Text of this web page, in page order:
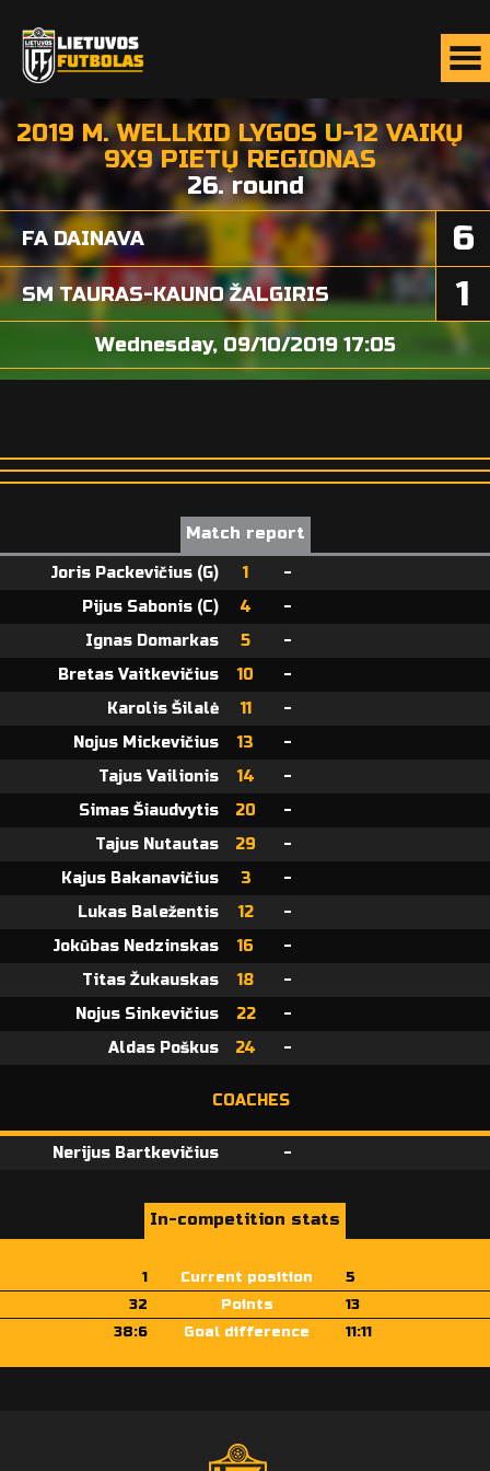
2019 M. WELLKID LYGOS U-12 VAIKŲ
9X9 PIETŲ REGIONAS
26. round
6
FA DAINAVA
SM TAURAS-KAUNO ŽALGIRIS 1
Wednesday, 09/10/2019 17:05
Match report
Joris Packevičius (G) 1
-
Pijus Sabonis (C)
4
-
Ignas Domarkas
5
-
Bretas Vaitkevičius
10
-
Karolis Šilalė
11
-
Nojus Mickevičius
13
-
Tajus Vailionis
14
-
Simas Šiaudvytis
20
-
Tajus Nutautas
29
-
Kajus Bakanavičius
3
-
Lukas Baležentis
12
-
Jokūbas Nedzinskas
16
-
Titas Žukauskas
18
-
Nojus Sinkevičius
22
-
Aldas Poškus
24 -
COACHES
Nerijus Bartkevičius -
In-competition stats
1 Current position
5
32
Points
13
38:6
Goal difference 11:11